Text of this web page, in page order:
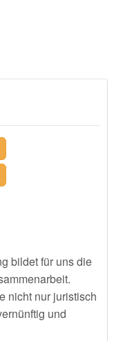
bildet für uns die
nicht nur juristisch
und